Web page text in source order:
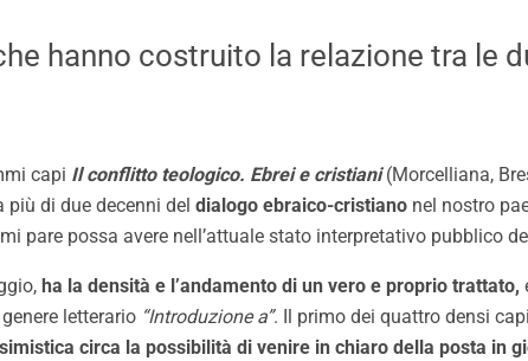
hanno costruito la relazione tra le
capi Il conflitto teologico. Ebrei e cristiani (Morcelliana,
di due decenni del dialogo ebraico-cristiano nel nostro
pare possa avere nell’attuale stato interpretativo pubblico
ha la densità e l’andamento di un vero e proprio trattato,
letterario “Introduzione a”. Il primo dei quattro densi
circa la possibilità di venire in chiaro della posta in